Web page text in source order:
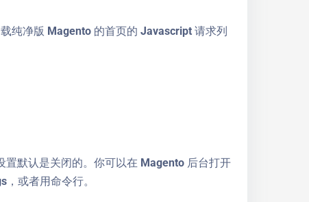
纯净版 Magento 的首页的 Javascript 请求列
默认是关闭的。你可以在 Magento 后台打开
或者用命令行。